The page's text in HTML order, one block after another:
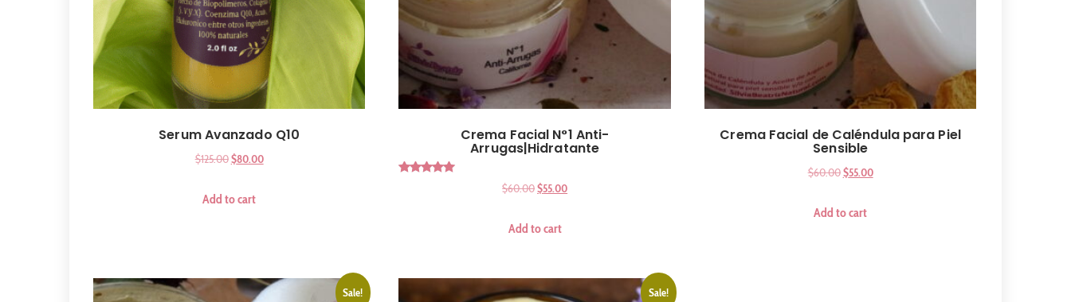
Serum Avanzado Q10
$125.00$80.00
Add to cart
Crema Facial N°1 Anti-
Arrugas|Hidratante
$60.00$55.00
Add to cart
Crema Facial de Caléndula para Piel
Sensible
$60.00$55.00
Add to cart
Sale! Sale!